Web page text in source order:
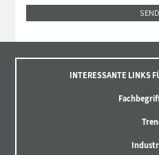
INTERESSANTE LINKS